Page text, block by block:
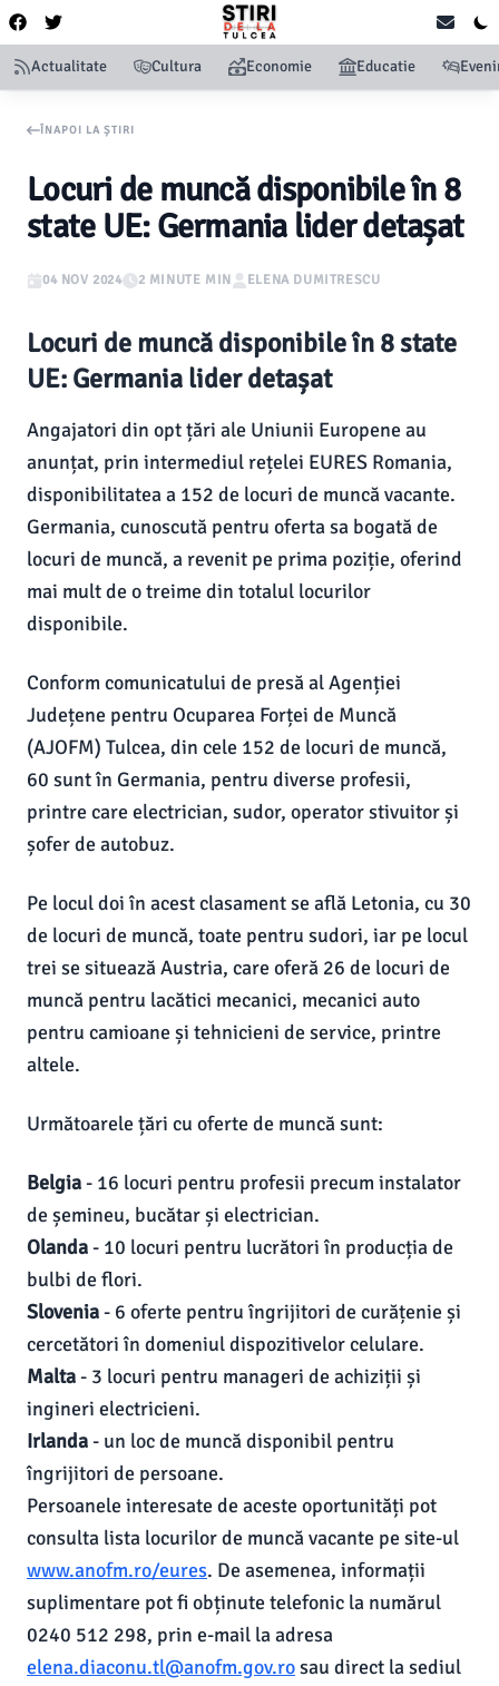
Actualitate Cultura Economie Educatie
ÎNAPOI LA ȘTIRI
Locuri de muncă disponibile în 8
state UE: Germania lider detașat
04 NOV 2024 2 MINUTE MIN ELENA DUMITRESCU
Locuri de muncă disponibile în 8 state
UE: Germania lider detașat
Angajatori din opt țări ale Uniunii Europene au
anunțat, prin intermediul rețelei EURES Romania,
disponibilitatea a 152 de locuri de muncă vacante.
Germania, cunoscută pentru oferta sa bogată de
locuri de muncă, a revenit pe prima poziție, oferind
mai mult de o treime din totalul locurilor
disponibile.
Conform comunicatului de presă al Agenției
Județene pentru Ocuparea Forței de Muncă
(AJOFM) Tulcea, din cele 152 de locuri de muncă,
60 sunt în Germania, pentru diverse profesii,
printre care electrician, sudor, operator stivuitor și
șofer de autobuz.
Pe locul doi în acest clasament se află Letonia, cu 30
de locuri de muncă, toate pentru sudori, iar pe locul
trei se situează Austria, care oferă 26 de locuri de
muncă pentru lacătici mecanici, mecanici auto
pentru camioane și tehnicieni de service, printre
altele.
Următoarele țări cu oferte de muncă sunt:
Belgia- 16 locuri pentru profesii precum instalator
de șemineu, bucătar și electrician.
Olanda- 10 locuri pentru lucrători în producția de
bulbi de flori.
Slovenia- 6 oferte pentru îngrijitori de curățenie și
cercetători în domeniul dispozitivelor celulare.
Malta- 3 locuri pentru manageri de achiziții și
ingineri electricieni.
Irlanda- un loc de muncă disponibil pentru
îngrijitori de persoane.
Persoanele interesate de aceste oportunități pot
consulta lista locurilor de muncă vacante pe site-ul
www.anofm.ro/eures. De asemenea, informații
suplimentare pot fi obținute telefonic la numărul
0240 512 298, prin e-mail la adresa
elena.diaconu.tl@anofm.gov.rosau direct la sediul